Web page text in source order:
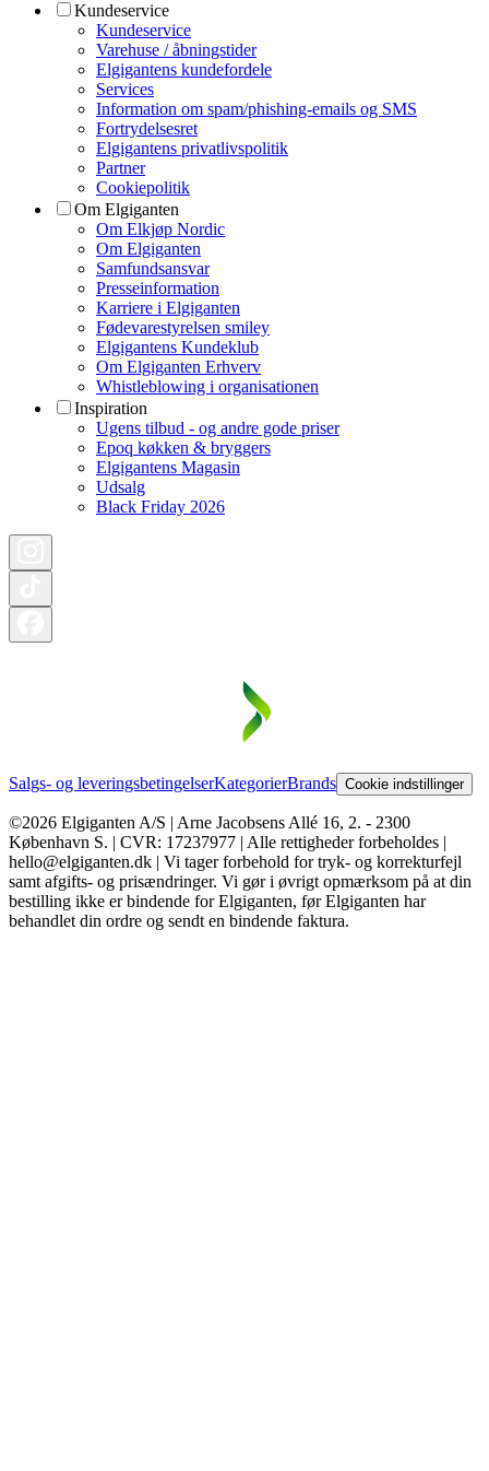
Kundeservice
Kundeservice
Varehuse / åbningstider
Elgigantens kundefordele
Services
Information om spam/phishing-emails og SMS
Fortrydelsesret
Elgigantens privatlivspolitik
Partner
Cookiepolitik
Om Elgiganten
Om Elkjøp Nordic
Om Elgiganten
Samfundsansvar
Presseinformation
Karriere i Elgiganten
Fødevarestyrelsen smiley
Elgigantens Kundeklub
Om Elgiganten Erhverv
Whistleblowing i organisationen
Inspiration
Ugens tilbud - og andre gode priser
Epoq køkken & bryggers
Elgigantens Magasin
Udsalg
Black Friday 2026
Salgs- og leveringsbetingelserKategorierBrands Cookie indstillinger
©2026 Elgiganten A/S | Arne Jacobsens Allé 16, 2. - 2300
København S. | CVR: 17237977 | Alle rettigheder forbeholdes |
hello@elgiganten.dk | Vi tager forbehold for tryk- og korrekturfejl
samt afgifts- og prisændringer. Vi gør i øvrigt opmærksom på at din
bestilling ikke er bindende for Elgiganten, før Elgiganten har
behandlet din ordre og sendt en bindende faktura.